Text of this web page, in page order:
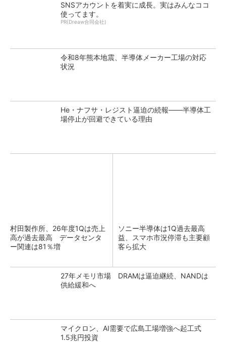
SNSアカウントを着実に成長。実はみんなココ
使ってます。
PR(Dreaw合同会社)
令和8年熊本地震、半導体メーカー工場の対応
状況
He・ナフサ・レジスト逼迫の続報――半導体工
場停止が回避できている理由
村田製作所、26年度1Qは売上
高が過去最高 データセンタ
ー関連は81％増
ソニー半導体は1Q過去最高
益、スマホ市況停滞も主要顧
客ら拡大
27年メモリ市場 DRAMは逼迫継続、NANDは
供給緩和へ
マイクロン、AI需要で広島工場増強へ起工式
1.5兆円投資